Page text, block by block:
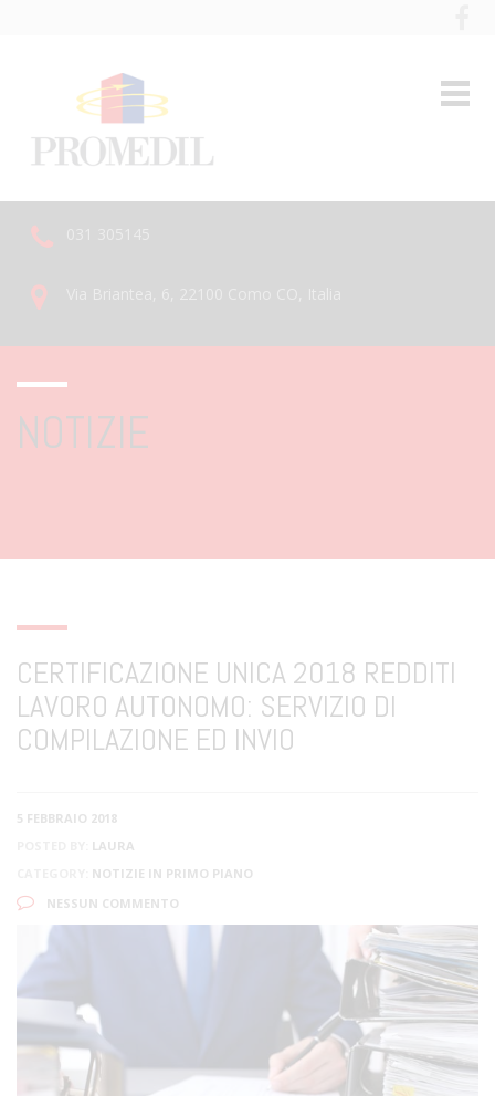
NOTIZIE
CERTIFICAZIONE UNICA 2018 REDDITI
LAVORO AUTONOMO: SERVIZIO DI
COMPILAZIONE ED INVIO
5 FEBBRAIO 2018
LAURA
NOTIZIE IN PRIMO PIANO
NESSUN COMMENTO